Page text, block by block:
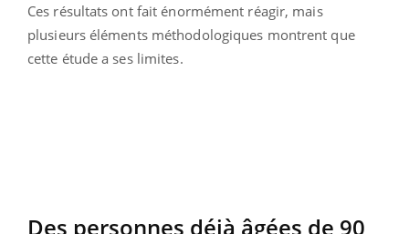
Ces résultats ont fait énormément réagir, mais
plusieurs éléments méthodologiques montrent que
cette étude a ses limites.
Des personnes déjà âgées de 90